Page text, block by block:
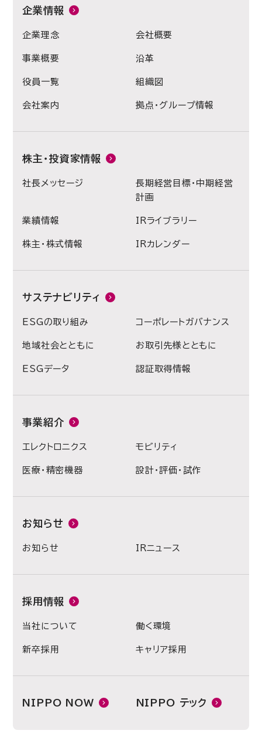
企業情報
企業理念 会社概要
事業概要 沿革
役員一覧 組織図
会社案内 拠点・グループ情報
株主・投資家情報
社長メッセージ
長期経営目標・中期経営
計画
業績情報 IRライブラリー
株主・株式情報 IRカレンダー
サステナビリティ
ESGの取り組み コーポレートガバナンス
地域社会とともに お取引先様とともに
ESGデータ 認証取得情報
事業紹介
エレクトロニクス モビリティ
医療・精密機器 設計・評価・試作
お知らせ
お知らせ IRニュース
採用情報
当社について 働く環境
新卒採用 キャリア採用
NIPPO NOW NIPPO テック